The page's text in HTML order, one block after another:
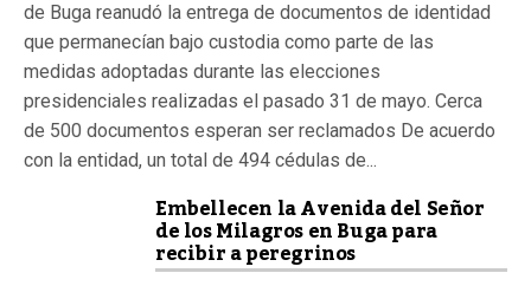
de Buga reanudó la entrega de documentos de identidad
que permanecían bajo custodia como parte de las
medidas adoptadas durante las elecciones
presidenciales realizadas el pasado 31 de mayo. Cerca
de 500 documentos esperan ser reclamados De acuerdo
con la entidad, un total de 494 cédulas de...
Embellecen la Avenida del Señor
de los Milagros en Buga para
recibir a peregrinos